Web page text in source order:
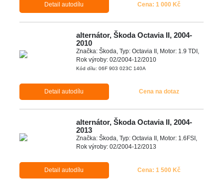
Detail autodílu Cena: 1 000 Kč
alternátor, Škoda Octavia II, 2004-
2010
Značka: Škoda, Typ: Octavia II, Motor: 1.9 TDI,
Rok výroby: 02/2004-12/2010
Kód dílu: 06F 903 023C 140A
Detail autodílu Cena na dotaz
alternátor, Škoda Octavia II, 2004-
2013
Značka: Škoda, Typ: Octavia II, Motor: 1.6FSI,
Rok výroby: 02/2004-12/2013
Detail autodílu Cena: 1 500 Kč